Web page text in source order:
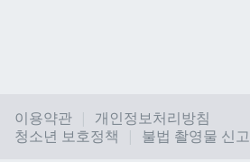
이용약관
개인정보처리방침
청소년 보호정책
불법 촬영물 신고